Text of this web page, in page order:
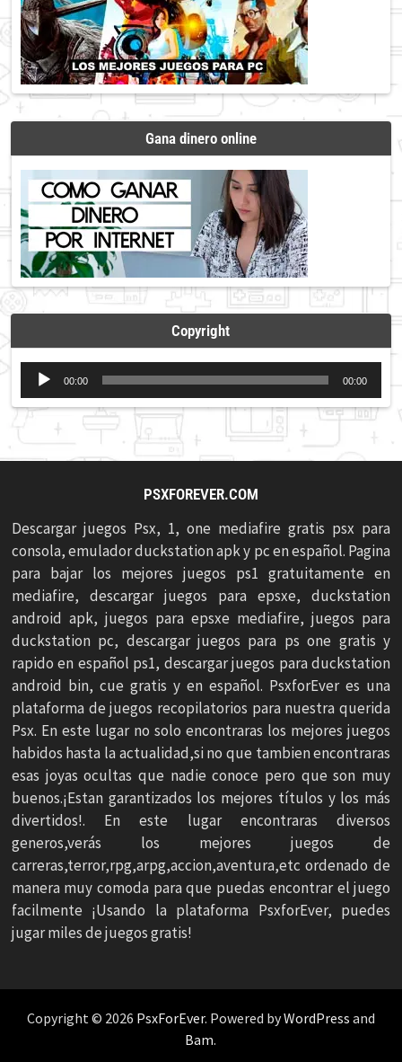
Gana dinero online
Copyright
Reproductor
de
audio
00:00 00:00
PSXFOREVER.COM
Descargar juegos Psx, 1, one mediafire gratis psx para
consola, emulador duckstation apk y pc en español. Pagina
para bajar los mejores juegos ps1 gratuitamente en
mediafire, descargar juegos para epsxe, duckstation
android apk, juegos para epsxe mediafire, juegos para
duckstation pc, descargar juegos para ps one gratis y
rapido en español ps1, descargar juegos para duckstation
android bin, cue gratis y en español. PsxforEver es una
plataforma de juegos recopilatorios para nuestra querida
Psx. En este lugar no solo encontraras los mejores juegos
habidos hasta la actualidad,si no que tambien encontraras
esas joyas ocultas que nadie conoce pero que son muy
buenos.¡Estan garantizados los mejores títulos y los más
divertidos!. En este lugar encontraras diversos
generos,verás los mejores juegos de
carreras,terror,rpg,arpg,accion,aventura,etc ordenado de
manera muy comoda para que puedas encontrar el juego
facilmente ¡Usando la plataforma PsxforEver, puedes
jugar miles de juegos gratis!
Copyright © 2026 PsxForEver. Powered byWordPress and
Bam.